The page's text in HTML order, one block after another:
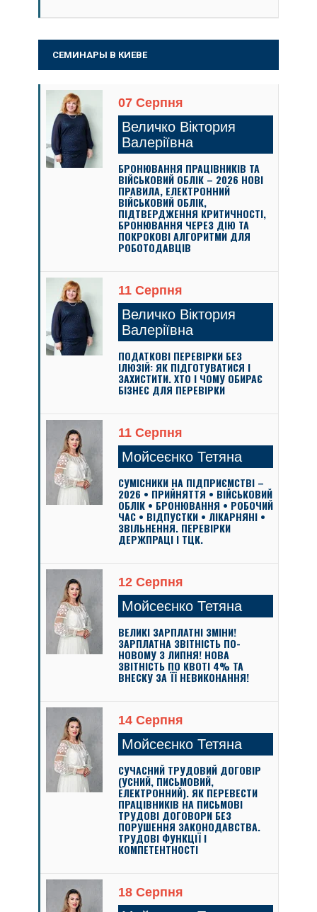
СЕМИНАРЫ В КИЕВЕ
07 Серпня
Величко Віктория
Валеріївна
БРОНЮВАННЯ ПРАЦІВНИКІВ ТА
ВІЙСЬКОВИЙ ОБЛІК – 2026 НОВІ
ПРАВИЛА, ЕЛЕКТРОННИЙ
ВІЙСЬКОВИЙ ОБЛІК,
ПІДТВЕРДЖЕННЯ КРИТИЧНОСТІ,
БРОНЮВАННЯ ЧЕРЕЗ ДІЮ ТА
ПОКРОКОВІ АЛГОРИТМИ ДЛЯ
РОБОТОДАВЦІВ
11 Серпня
Величко Віктория
Валеріївна
ПОДАТКОВІ ПЕРЕВІРКИ БЕЗ
ІЛЮЗІЙ: ЯК ПІДГОТУВАТИСЯ І
ЗАХИСТИТИ. ХТО І ЧОМУ ОБИРАЄ
БІЗНЕС ДЛЯ ПЕРЕВІРКИ
11 Серпня
Мойсеєнко Тетяна
СУМІСНИКИ НА ПІДПРИЄМСТВІ –
2026 • ПРИЙНЯТТЯ • ВІЙСЬКОВИЙ
ОБЛІК • БРОНЮВАННЯ • РОБОЧИЙ
ЧАС • ВІДПУСТКИ • ЛІКАРНЯНІ •
ЗВІЛЬНЕННЯ. ПЕРЕВІРКИ
ДЕРЖПРАЦІ І ТЦК.
12 Серпня
Мойсеєнко Тетяна
ВЕЛИКІ ЗАРПЛАТНІ ЗМІНИ!
ЗАРПЛАТНА ЗВІТНІСТЬ ПО-
НОВОМУ З ЛИПНЯ! НОВА
ЗВІТНІСТЬ ПО КВОТІ 4% ТА
ВНЕСКУ ЗА ЇЇ НЕВИКОНАННЯ!
14 Серпня
Мойсеєнко Тетяна
СУЧАСНИЙ ТРУДОВИЙ ДОГОВІР
(УСНИЙ, ПИСЬМОВИЙ,
ЕЛЕКТРОННИЙ). ЯК ПЕРЕВЕСТИ
ПРАЦІВНИКІВ НА ПИСЬМОВІ
ТРУДОВІ ДОГОВОРИ БЕЗ
ПОРУШЕННЯ ЗАКОНОДАВСТВА.
ТРУДОВІ ФУНКЦІЇ І
КОМПЕТЕНТНОСТІ
18 Серпня